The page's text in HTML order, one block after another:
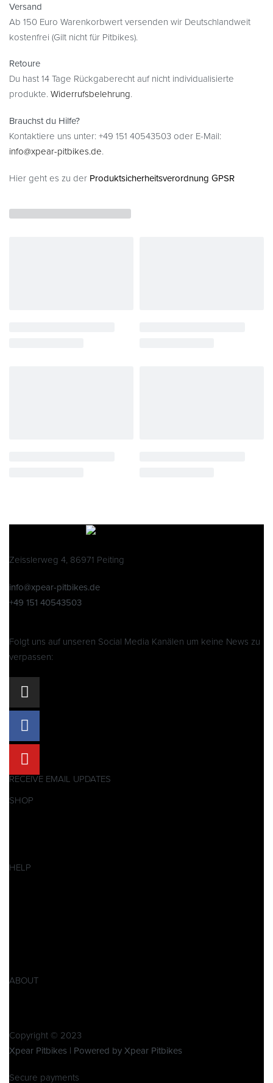
Versand
Ab 150 Euro Warenkorbwert versenden wir Deutschlandweit
kostenfrei (Gilt nicht für Pitbikes).
Retoure
Du hast 14 Tage Rückgaberecht auf nicht individualisierte
produkte. Widerrufsbelehrung.
Brauchst du Hilfe?
Kontaktiere uns unter: +49 151 40543503 oder E-Mail:
info@xpear-pitbikes.de.
Hier geht es zu der Produktsicherheitsverordnung GPSR
Zeisslerweg 4, 86971 Peiting
info@xpear-pitbikes.de
+49 151 40543503
Folgt uns auf unseren Social Media Kanälen um keine News zu
verpassen:
RECEIVE EMAIL UPDATES
SHOP
HELP
ABOUT
Copyright © 2023
Xpear Pitbikes | Powered by Xpear Pitbikes
Secure payments